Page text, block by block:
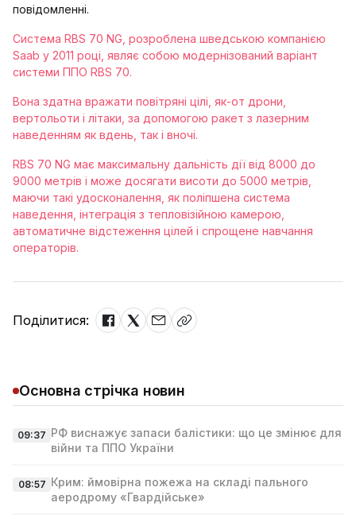
повідомленні.
Система RBS 70 NG, розроблена шведською компанією
Saab у 2011 році, являє собою модернізований варіант
системи ППО RBS 70.
Вона здатна вражати повітряні цілі, як-от дрони,
вертольоти і літаки, за допомогою ракет з лазерним
наведенням як вдень, так і вночі.
RBS 70 NG має максимальну дальність дії від 8000 до
9000 метрів і може досягати висоти до 5000 метрів,
маючи такі удосконалення, як поліпшена система
наведення, інтеграція з тепловізійною камерою,
автоматичне відстеження цілей і спрощене навчання
операторів.
Поділитися:
Основна стрічка новин
09:37 РФ виснажує запаси балістики: що це змінює для
війни та ППО України
08:57 Крим: ймовірна пожежа на складі пального
аеродрому «Гвардійське»